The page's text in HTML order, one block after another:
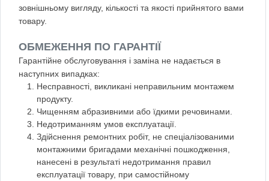
зовнішньому вигляду, кількості та якості прийнятого вами
товару.
ОБМЕЖЕННЯ ПО ГАРАНТІЇ
Гарантійне обслуговування і заміна не надається в
наступних випадках:
Несправності, викликані неправильним монтажем
продукту.
Чищенням абразивними або їдкими речовинами.
Недотриманням умов експлуатації.
Здійснення ремонтних робіт, не спеціалізованими
монтажними бригадами механічні пошкодження,
нанесені в результаті недотримання правил
експлуатації товару, при самостійному